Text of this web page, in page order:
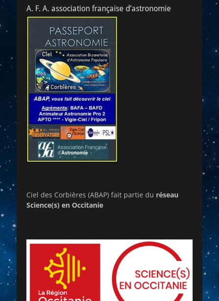
A. F. A. association française d’astronomie
Ciel des Corbières (ABAP) fait partie du réseau
Science(s) en Occitanie